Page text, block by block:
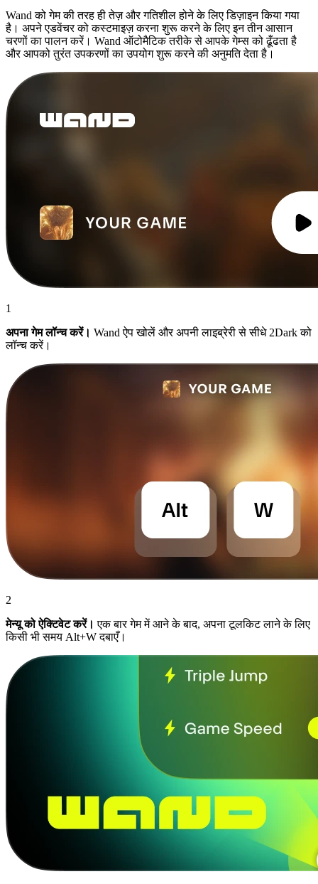
Wand को गेम की तरह ही तेज़ और गतिशील होने के लिए डिज़ाइन किया गया
है। अपने एडवेंचर को कस्टमाइज़ करना शुरू करने के लिए इन तीन आसान
चरणों का पालन करें। Wand ऑटोमैटिक तरीके से आपके गेम्स को ढूँढता है
और आपको तुरंत उपकरणों का उपयोग शुरू करने की अनुमति देता है।
1
अपना गेम लॉन्च करें। Wand ऐप खोलें और अपनी लाइब्रेरी से सीधे 2Dark को
लॉन्च करें।
2
मेन्यू को ऐक्टिवेट करें। एक बार गेम में आने के बाद, अपना टूलकिट लाने के लिए
किसी भी समय Alt+W दबाएँ।